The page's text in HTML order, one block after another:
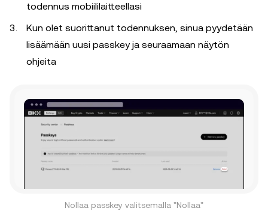
todennus mobiililaitteellasi
Kun olet suorittanut todennuksen, sinua pyydetään
lisäämään uusi passkey ja seuraamaan näytön
ohjeita
Nollaa passkey valitsemalla "Nollaa"